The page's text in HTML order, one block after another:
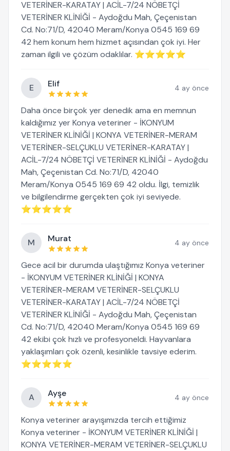
VETERİNER-KARATAY | ACİL-7/24 NÖBETÇİ
VETERİNER KLİNİĞİ - Aydoğdu Mah, Çeçenistan
Cd. No:71/D, 42040 Meram/Konya 0545 169 69
42 hem konum hem hizmet açısından çok iyi. Her
zaman ilgili ve çözüm odaklılar. ⭐⭐⭐⭐⭐
E Elif 4 ay önce
Daha önce birçok yer denedik ama en memnun
kaldığımız yer Konya veteriner - İKONYUM
VETERİNER KLİNİĞİ | KONYA VETERİNER-MERAM
VETERİNER-SELÇUKLU VETERİNER-KARATAY |
ACİL-7/24 NÖBETÇİ VETERİNER KLİNİĞİ - Aydoğdu
Mah, Çeçenistan Cd. No:71/D, 42040
Meram/Konya 0545 169 69 42 oldu. İlgi, temizlik
ve bilgilendirme gerçekten çok iyi seviyede.
⭐⭐⭐⭐⭐
M Murat 4 ay önce
Gece acil bir durumda ulaştığımız Konya veteriner
- İKONYUM VETERİNER KLİNİĞİ | KONYA
VETERİNER-MERAM VETERİNER-SELÇUKLU
VETERİNER-KARATAY | ACİL-7/24 NÖBETÇİ
VETERİNER KLİNİĞİ - Aydoğdu Mah, Çeçenistan
Cd. No:71/D, 42040 Meram/Konya 0545 169 69
42 ekibi çok hızlı ve profesyoneldi. Hayvanlara
yaklaşımları çok özenli, kesinlikle tavsiye ederim.
⭐⭐⭐⭐⭐
A Ayşe 4 ay önce
Konya veteriner arayışımızda tercih ettiğimiz
Konya veteriner - İKONYUM VETERİNER KLİNİĞİ |
KONYA VETERİNER-MERAM VETERİNER-SELÇUKLU